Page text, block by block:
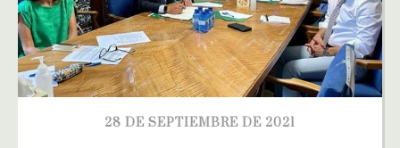
28 DE SEPTIEMBRE DE 2021